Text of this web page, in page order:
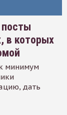
посты
в которых
минимум
дать